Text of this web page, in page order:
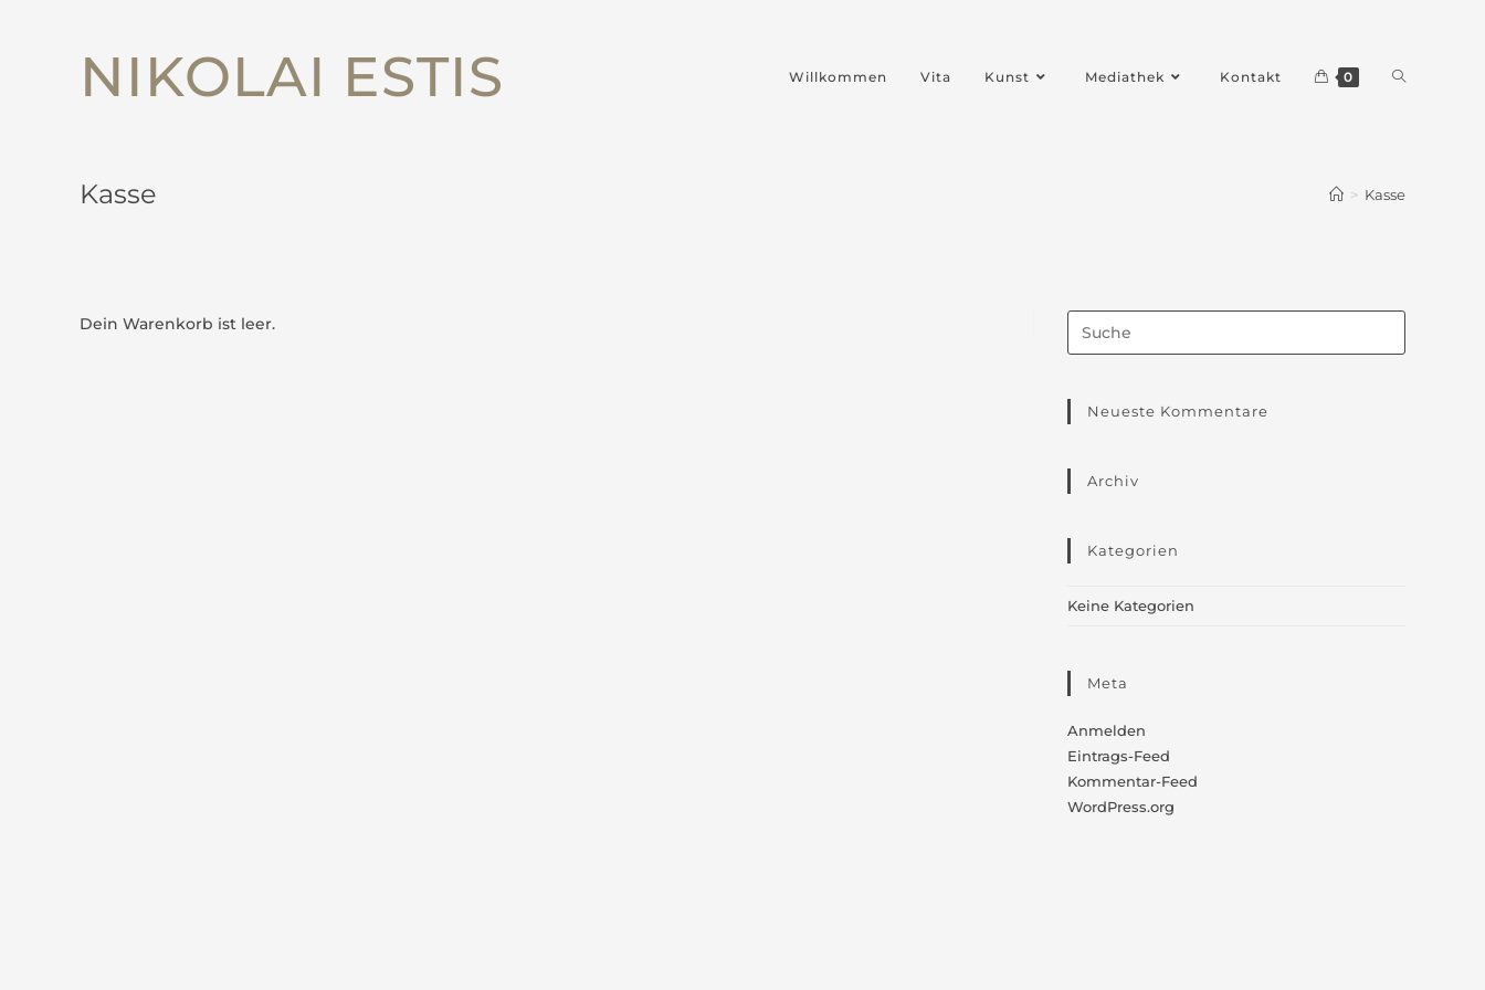
NIKOLAI ESTIS Willkommen Vita Kunst Mediathek Kontakt 0
Kasse > Kasse
Dein Warenkorb ist leer.
Neueste Kommentare
Archiv
Kategorien
Keine Kategorien
Meta
Anmelden
Eintrags-Feed
Kommentar-Feed
WordPress.org